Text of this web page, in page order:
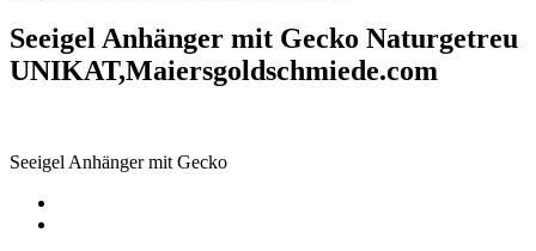
Seeigel Anhänger mit Gecko Naturgetreu
UNIKAT,Maiersgoldschmiede.com
Seeigel Anhänger mit Gecko